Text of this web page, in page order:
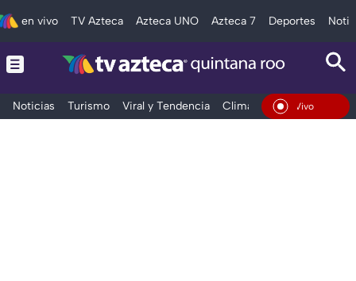
en vivo TV Azteca Azteca UNO Azteca 7 Deportes
Noticias Turismo Viral y Tendencia Clima Tráfico
En Vivo